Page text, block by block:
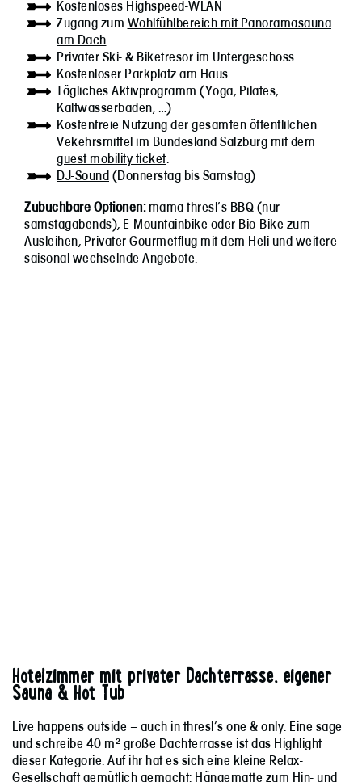
Kostenloses Highspeed-WLAN
Zugang zum Wohlfühlbereich mit Panoramasauna
am Dach
Privater Ski- & Biketresor im Untergeschoss
Kostenloser Parkplatz am Haus
Tägliches Aktivprogramm (Yoga, Pilates,
Kaltwasserbaden, …)
Kostenfreie Nutzung der gesamten öffentlilchen
Vekehrsmittel im Bundesland Salzburg mit dem
guest mobility ticket.
DJ-Sound (Donnerstag bis Samstag)
Zubuchbare Optionen:mama thresl’s BBQ (nur
samstagabends), E-Mountainbike oder Bio-Bike zum
Ausleihen, Privater Gourmetflug mit dem Heli und weitere
saisonal wechselnde Angebote.
Hotelzimmer mit privater Dachterrasse, eigener
Sauna & Hot Tub
Live happens outside – auch in thresl’s one & only. Eine sage
und schreibe 40 m² große Dachterrasse ist das Highlight
dieser Kategorie. Auf ihr hat es sich eine kleine Relax-
Gesellschaft gemütlich gemacht: Hängematte zum Hin- und